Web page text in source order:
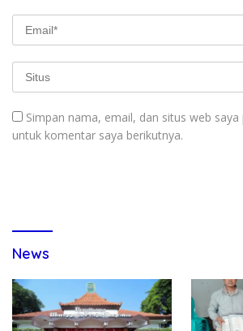
Simpan nama, email, dan situs web
untuk komentar saya berikutnya.
News